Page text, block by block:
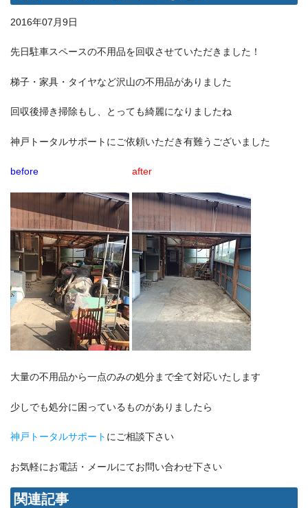
2016年07月9日
先日駐車スペースの不用品を回収させていただきました！
梯子・家具・タイヤなど沢山の不用品がありました
回収後掃き掃除もし、とっても綺麗になりましたね
神戸トータルサポートにご依頼いただき有難うございました
before after
大量の不用品から一点のみの処分まで全て対応いたします
少しでも処分に困っているものがありましたら
神戸トータルサポート にご相談下さい
お気軽にお電話・メールにてお問い合わせ下さい
関連記事